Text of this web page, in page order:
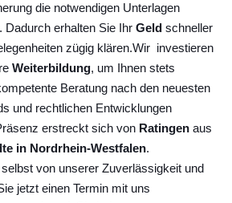
die notwendigen Unterlagen
Dadurch erhalten Sie Ihr Geld schneller
zügig klären.Wir investieren
Weiterbildung, um Ihnen stets
Beratung nach den neuesten
und rechtlichen Entwicklungen
erstreckt sich von Ratingen aus
in Nordrhein-Westfalen.
von unserer Zuverlässigkeit und
jetzt einen Termin mit uns